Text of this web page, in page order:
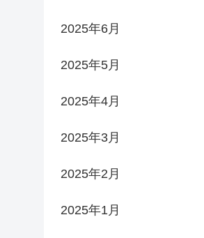
2025年6月
2025年5月
2025年4月
2025年3月
2025年2月
2025年1月